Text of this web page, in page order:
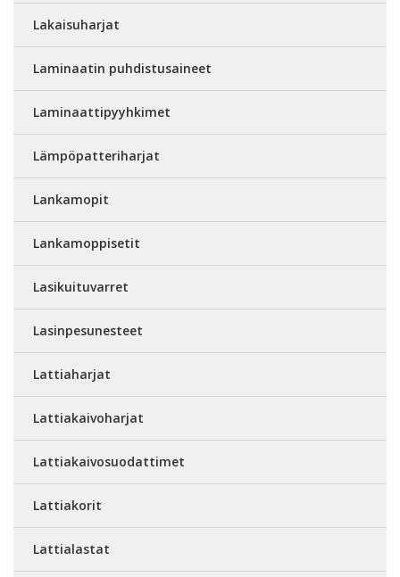
Lakaisuharjat
Laminaatin puhdistusaineet
Laminaattipyyhkimet
Lämpöpatteriharjat
Lankamopit
Lankamoppisetit
Lasikuituvarret
Lasinpesunesteet
Lattiaharjat
Lattiakaivoharjat
Lattiakaivosuodattimet
Lattiakorit
Lattialastat